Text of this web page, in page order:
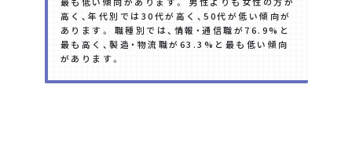
高く、年代別では30代が高く、50代が低い傾向が
あります。 職種別では、情報・通信職が76.9%と
最も高く、製造・物流職が63.3%と最も低い傾向
があります。